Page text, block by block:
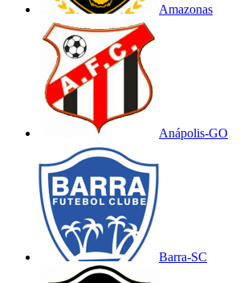
Amazonas
Anápolis-GO
Barra-SC